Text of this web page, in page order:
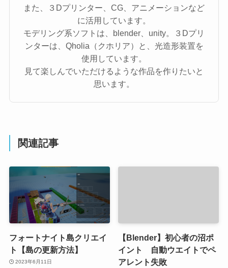
また、３Dプリンター、CG、アニメーションなど
に活用しています。
モデリング系ソフトは、blender、unity。３Dプリ
ンターは、Qholia（クホリア）と、光造形装置を
使用しています。
見て楽しんでいただけるような作品を作りたいと
思います。
関連記事
フォートナイト島クリエイ
ト【島の更新方法】
2023年6月11日
【Blender】初心者の沼ポ
イント 自動ウエイトでペ
アレント失敗